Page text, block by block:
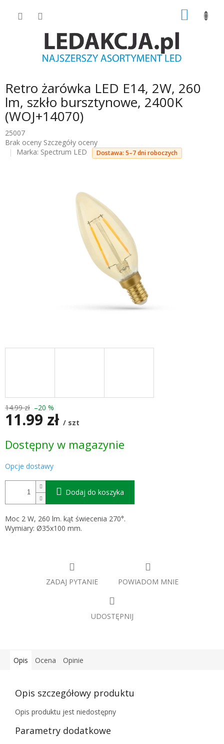
Retro żarówka LED E14, 2W, 260
lm, szkło bursztynowe, 2400K
(WOJ+14070)
25007
Średnia
ocena
Brak oceny Szczegóły oceny
Marka: Spectrum LED Dostawa: 5–7 dni roboczych
14.99 zł –20 %
11.99 zł / szt
jednostkowa:
Dostępny w magazynie
Opcje dostawy
Dodaj do koszyka
Moc 2 W, 260 lm. kąt świecenia 270°.
Wymiary: Ø35x100 mm.
ZADAJ PYTANIE POWIADOM MNIE
UDOSTĘPNIJ
Opis Ocena Opinie
Opis szczegółowy produktu
Opis produktu jest niedostępny
Parametry dodatkowe